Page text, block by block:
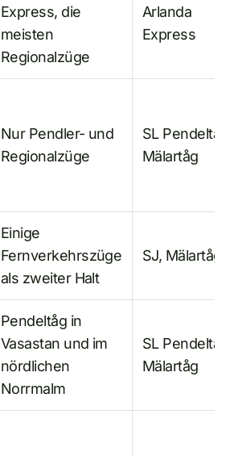
Express, die
meisten
Regionalzüge
Arlanda
Express
Nur Pendler- und
Regionalzüge
SL Pendeltåg,
Mälartåg
Einige
Fernverkehrszüge
als zweiter Halt
SJ, Mälartåg
Pendeltåg in
Vasastan und im
nördlichen
Norrmalm
SL Pendeltåg,
Mälartåg